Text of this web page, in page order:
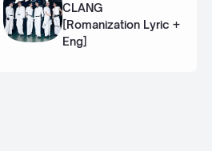
CLANG
[Romanization Lyric +
Eng]